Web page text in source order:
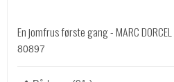
En jomfrus første gang - MARC DORCEL
80897